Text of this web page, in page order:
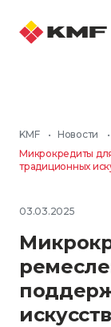
KMF • Новости
•
Микрокредиты
традиционных
03.03.2025